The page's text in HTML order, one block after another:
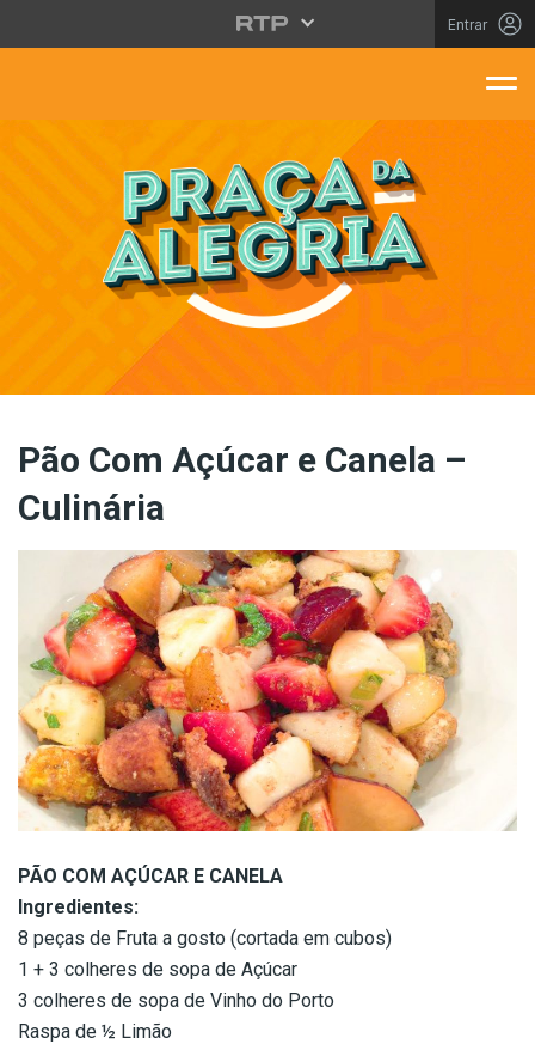
Saltar para o conteúdo principal
Entrar
Pão Com Açúcar e Canela –
Culinária
PÃO COM AÇÚCAR E CANELA
Ingredientes:
8 peças de Fruta a gosto (cortada em cubos)
1 + 3 colheres de sopa de Açúcar
3 colheres de sopa de Vinho do Porto
Raspa de ½ Limão